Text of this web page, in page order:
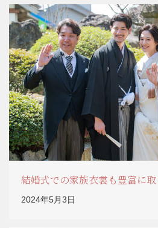
結婚式での家族衣裳も豊富に
2024年5月3日